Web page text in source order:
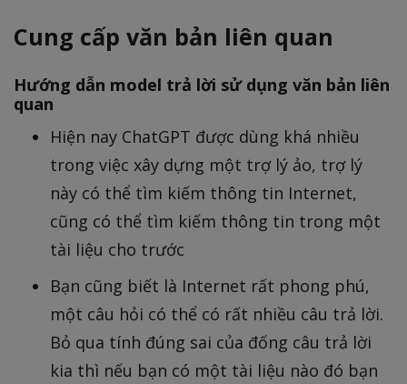
Cung cấp văn bản liên quan
Hướng dẫn model trả lời sử dụng văn bản liên
quan
Hiện nay ChatGPT được dùng khá nhiều
trong việc xây dựng một trợ lý ảo, trợ lý
này có thể tìm kiếm thông tin Internet,
cũng có thể tìm kiếm thông tin trong một
tài liệu cho trước
Bạn cũng biết là Internet rất phong phú,
một câu hỏi có thể có rất nhiều câu trả lời.
Bỏ qua tính đúng sai của đống câu trả lời
kia thì nếu bạn có một tài liệu nào đó bạn